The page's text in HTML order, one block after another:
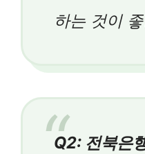
하는 것이
Q2: 전북은